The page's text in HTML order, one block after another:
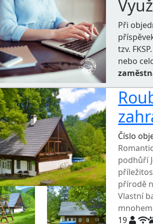
Při
tzv.
nebo
Číslo
podhůří
přírodě
Vlastní
19